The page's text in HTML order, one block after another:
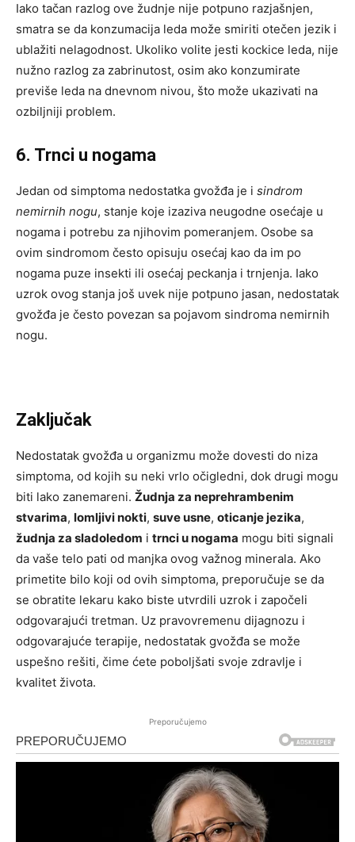
Iako tačan razlog ove žudnje nije potpuno razjašnjen,
smatra se da konzumacija leda može smiriti otečen jezik i
ublažiti nelagodnost. Ukoliko volite jesti kockice leda, nije
nužno razlog za zabrinutost, osim ako konzumirate
previše leda na dnevnom nivou, što može ukazivati na
ozbiljniji problem.
6. Trnci u nogama
Jedan od simptoma nedostatka gvožđa je i sindrom
nemirnih nogu, stanje koje izaziva neugodne osećaje u
nogama i potrebu za njihovim pomeranjem. Osobe sa
ovim sindromom često opisuju osećaj kao da im po
nogama puze insekti ili osećaj peckanja i trnjenja. Iako
uzrok ovog stanja još uvek nije potpuno jasan, nedostatak
gvožđa je često povezan sa pojavom sindroma nemirnih
nogu.
Zaključak
Nedostatak gvožđa u organizmu može dovesti do niza
simptoma, od kojih su neki vrlo očigledni, dok drugi mogu
biti lako zanemareni. Žudnja za neprehrambenim
stvarima, lomljivi nokti, suve usne, oticanje jezika,
žudnja za sladoledom i trnci u nogama mogu biti signali
da vaše telo pati od manjka ovog važnog minerala. Ako
primetite bilo koji od ovih simptoma, preporučuje se da
se obratite lekaru kako biste utvrdili uzrok i započeli
odgovarajući tretman. Uz pravovremenu dijagnozu i
odgovarajuće terapije, nedostatak gvožđa se može
uspešno rešiti, čime ćete poboljšati svoje zdravlje i
kvalitet života.
Preporučujemo